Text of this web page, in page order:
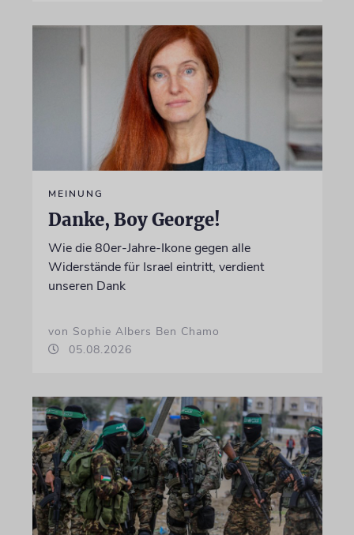
MEINUNG
Danke, Boy George!
Wie die 80er-Jahre-Ikone gegen alle
Widerstände für Israel eintritt, verdient
unseren Dank
von Sophie Albers Ben Chamo
05.08.2026